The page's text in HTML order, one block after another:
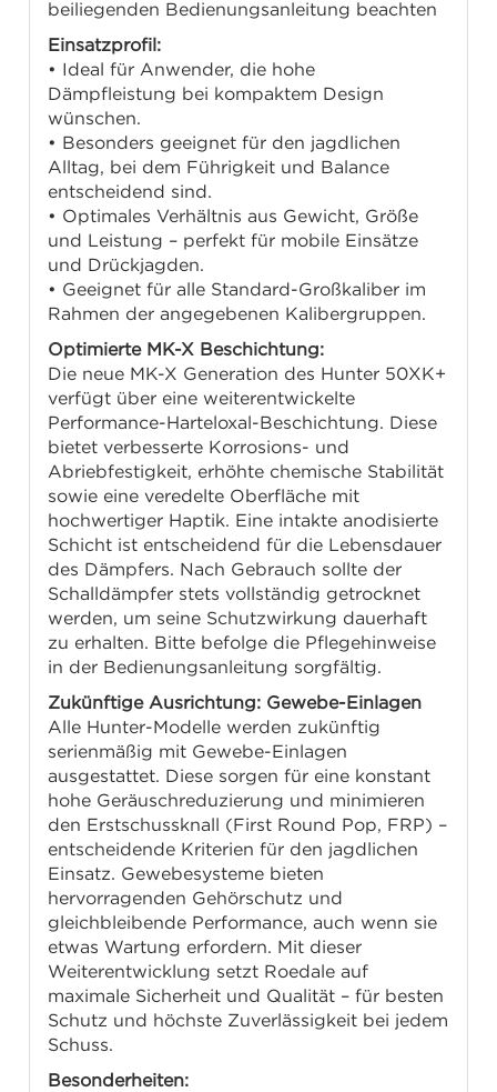
beiliegenden Bedienungsanleitung beachten
Einsatzprofil:
• Ideal für Anwender, die hohe
Dämpfleistung bei kompaktem Design
wünschen.
• Besonders geeignet für den jagdlichen
Alltag, bei dem Führigkeit und Balance
entscheidend sind.
• Optimales Verhältnis aus Gewicht, Größe
und Leistung – perfekt für mobile Einsätze
und Drückjagden.
• Geeignet für alle Standard-Großkaliber im
Rahmen der angegebenen Kalibergruppen.
Optimierte MK-X Beschichtung:
Die neue MK-X Generation des Hunter 50XK+
verfügt über eine weiterentwickelte
Performance-Harteloxal-Beschichtung. Diese
bietet verbesserte Korrosions- und
Abriebfestigkeit, erhöhte chemische Stabilität
sowie eine veredelte Oberfläche mit
hochwertiger Haptik. Eine intakte anodisierte
Schicht ist entscheidend für die Lebensdauer
des Dämpfers. Nach Gebrauch sollte der
Schalldämpfer stets vollständig getrocknet
werden, um seine Schutzwirkung dauerhaft
zu erhalten. Bitte befolge die Pflegehinweise
in der Bedienungsanleitung sorgfältig.
Zukünftige Ausrichtung: Gewebe-Einlagen
Alle Hunter-Modelle werden zukünftig
serienmäßig mit Gewebe-Einlagen
ausgestattet. Diese sorgen für eine konstant
hohe Geräuschreduzierung und minimieren
den Erstschussknall (First Round Pop, FRP) –
entscheidende Kriterien für den jagdlichen
Einsatz. Gewebesysteme bieten
hervorragenden Gehörschutz und
gleichbleibende Performance, auch wenn sie
etwas Wartung erfordern. Mit dieser
Weiterentwicklung setzt Roedale auf
maximale Sicherheit und Qualität – für besten
Schutz und höchste Zuverlässigkeit bei jedem
Schuss.
Besonderheiten: